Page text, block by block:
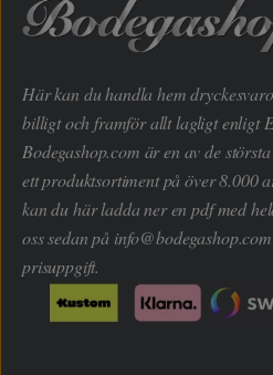
Här kan du handla hem
billigt och framför allt lagligt enligt
Bodegashop.com är en av de
ett produktsortiment på över 8.000
kan du här ladda ner en pdf med
oss sedan på info@bodegashop.com
prisuppgift.